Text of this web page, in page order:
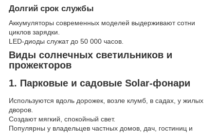
Долгий срок службы
Аккумуляторы современных моделей выдерживают сотни
циклов зарядки.
LED-диоды служат до 50 000 часов.
Виды солнечных светильников и
прожекторов
1. Парковые и садовые Solar-фонари
Используются вдоль дорожек, возле клумб, в садах, у жилых
дворов.
Создают мягкий, спокойный свет.
Популярны у владельцев частных домов, дач, гостиниц и